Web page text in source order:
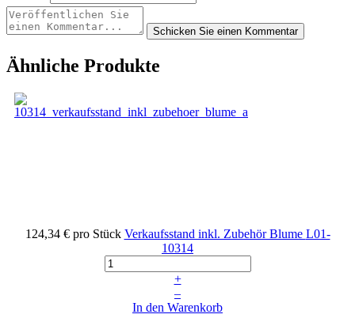
Ähnliche Produkte
124,34 € pro Stück Verkaufsstand inkl. Zubehör Blume L01-
10314
+
–
In den Warenkorb